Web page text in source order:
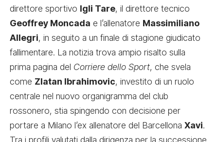
direttore sportivo Igli Tare, il direttore tecnico
Geoffrey Moncada e l’allenatore Massimiliano
Allegri, in seguito a un finale di stagione giudicato
fallimentare. La notizia trova ampio risalto sulla
prima pagina del Corriere dello Sport, che svela
come Zlatan Ibrahimovic, investito di un ruolo
centrale nel nuovo organigramma del club
rossonero, stia spingendo con decisione per
portare a Milano l’ex allenatore del Barcellona Xavi.
Tra i profili valutati dalla dirigenza per la successione